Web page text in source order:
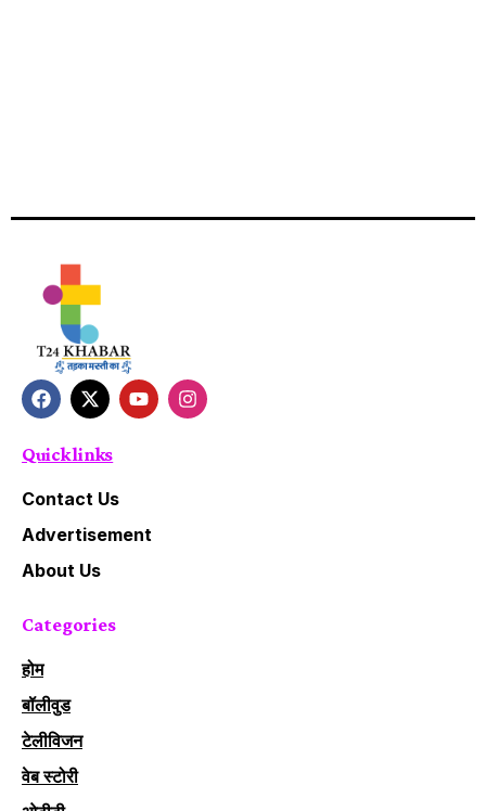
Quick links
Contact Us
Advertisement
About Us
Categories
होम
बॉलीवुड
टेलीविजन
वेब स्टोरी